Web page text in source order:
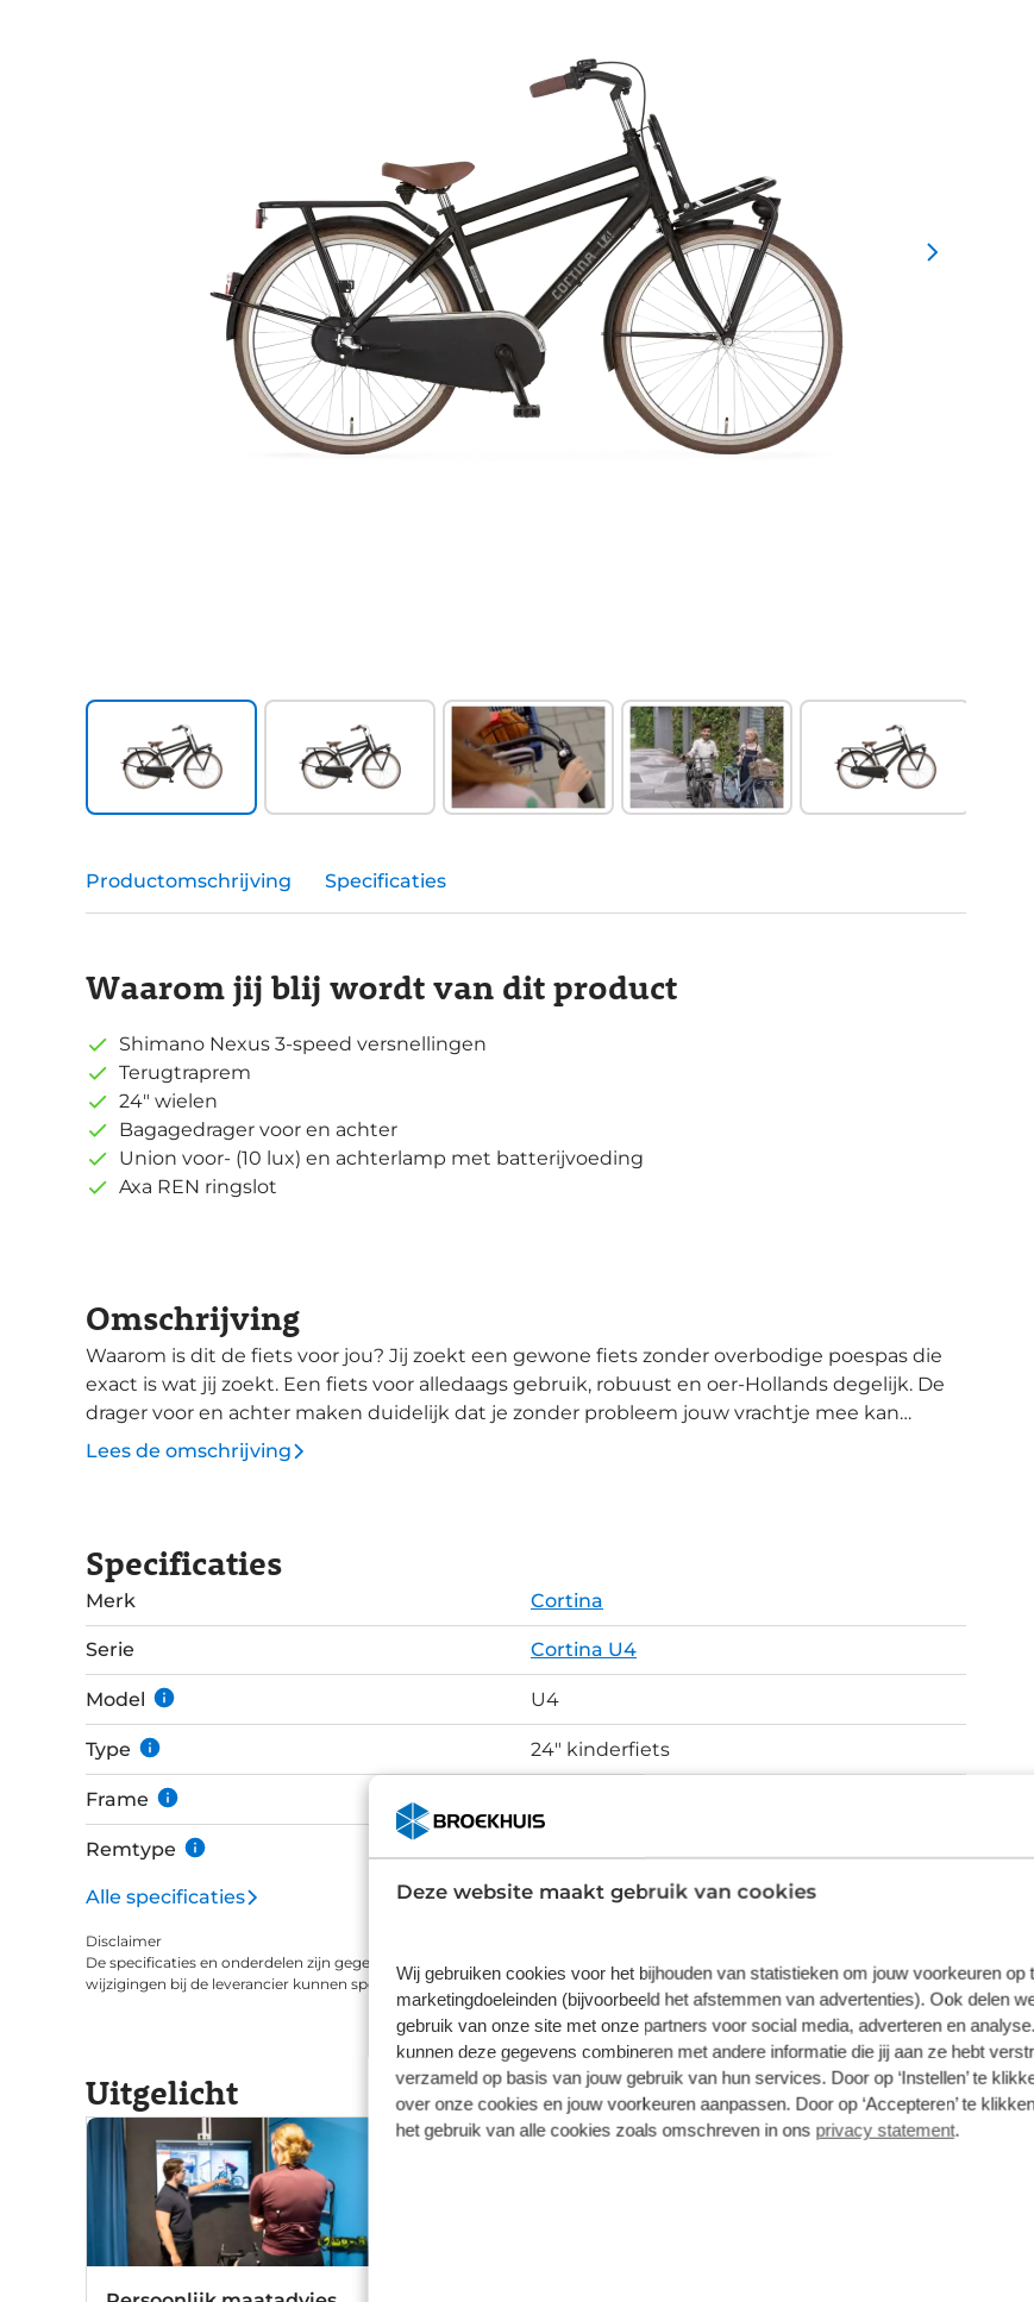
Deze website maakt gebruik van cookies
Wij gebruiken cookies voor het bijhouden van statistieken om jouw voorkeuren op
marketingdoeleinden (bijvoorbeeld het afstemmen van advertenties). Ook delen
gebruik van onze site met onze partners voor social media, adverteren en
kunnen deze gegevens combineren met andere informatie die jij aan ze hebt
verzameld op basis van jouw gebruik van hun services. Door op ‘Instellen’ te
over onze cookies en jouw voorkeuren aanpassen. Door op ‘Accepteren’ te
het gebruik van alle cookies zoals omschreven in ons privacy statement.
Productomschrijving Specificaties
Waarom jij blij wordt van dit product
Shimano Nexus 3-speed versnellingen
Terugtraprem
24" wielen
Bagagedrager voor en achter
Union voor- (10 lux) en achterlamp met batterijvoeding
Axa REN ringslot
Omschrijving
Waarom is dit de fiets voor jou? Jij zoekt een gewone fiets zonder overbodige poespas die
exact is wat jij zoekt. Een fiets voor alledaags gebruik, robuust en oer-Hollands degelijk. De
drager voor en achter maken duidelijk dat je zonder probleem jouw vrachtje mee kan
nemen. De Deli banden geven je een superveilig gevoel en hebben een anti-leklaag, en zijn
Lees de omschrijving
Specificaties
Merk Cortina
Serie Cortina U4
Model U4
Type 24" kinderfiets
Frame
Remtype
Alle specificaties
Disclaimer
De specificaties en onderdelen zijn gegeven op basis van aanlevering van de leverancier. Op basis van beschikbaarheid of
wijzigingen bij de leverancier kunnen specificaties afwijken.
Uitgelicht